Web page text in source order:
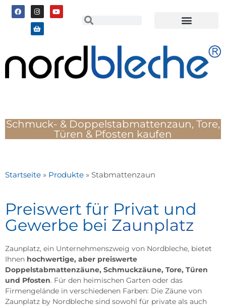
Schmuck- & Doppelstabmattenzaun, Tore,
Türen & Pfosten kaufen
Startseite » Produkte » Stabmattenzaun
Preiswert für Privat und
Gewerbe bei Zaunplatz
Zaunplatz, ein Unternehmenszweig von Nordbleche, bietet
Ihnen hochwertige, aber preiswerte
Doppelstabmattenzäune, Schmuckzäune, Tore, Türen
und Pfosten. Für den heimischen Garten oder das
Firmengelände in verschiedenen Farben: Die Zäune von
Zaunplatz by Nordbleche sind sowohl für private als auch